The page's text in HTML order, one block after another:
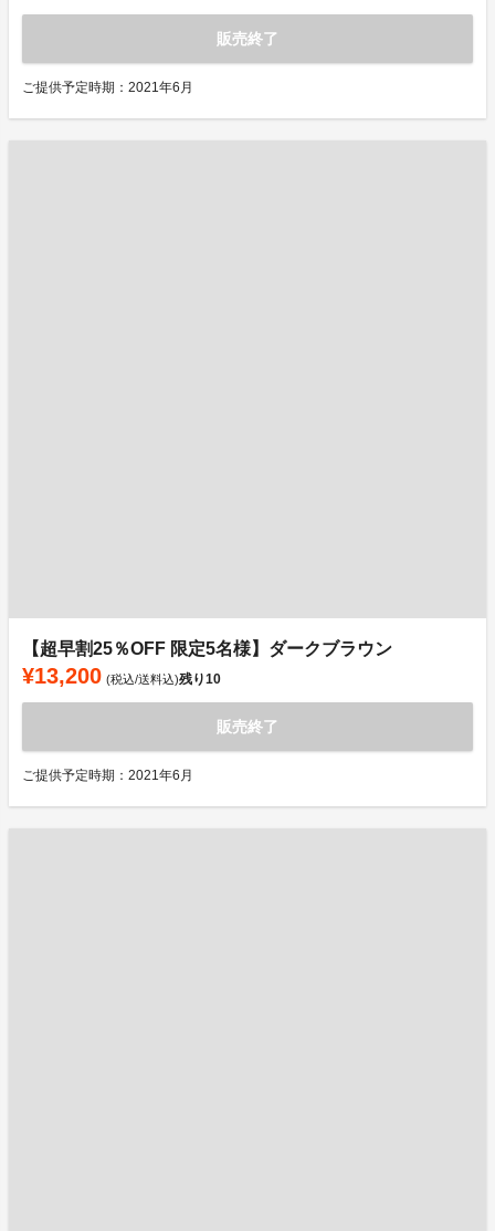
販売終了
ご提供予定時期：2021年6月
【超早割25％OFF 限定5名様】ダークブラウン
¥13,200 (税込/送料込)残り10
販売終了
ご提供予定時期：2021年6月